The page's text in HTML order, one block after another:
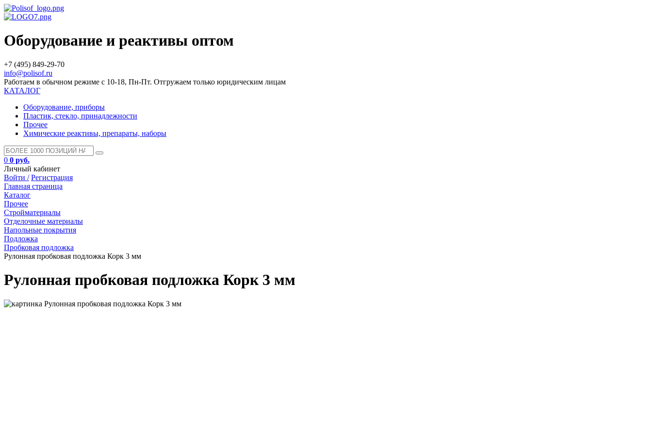
Оборудование и реактивы оптом
+7 (495) 849-29-70
info@polisof.ru
Работаем в обычном режиме с 10-18, Пн-Пт. Отгружаем только юридическим лицам
КАТАЛОГ
Оборудование, приборы
Пластик, стекло, принадлежности
Прочее
Химические реактивы, препараты, наборы
0 0 руб.
Личный кабинет
Войти / Регистрация
Главная страница
Каталог
Прочее
Стройматериалы
Отделочные материалы
Напольные покрытия
Подложка
Пробковая подложка
Рулонная пробковая подложка Корк 3 мм
Рулонная пробковая подложка Корк 3 мм